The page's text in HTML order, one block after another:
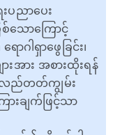
ပညာပေး
စ်သောကြောင့်
ာဂါရှာဖွေခြင်း၊
းအား အစားထိုးရန်
လည်တတ်ကျွမ်း
ားချက်ဖြင့်သာ